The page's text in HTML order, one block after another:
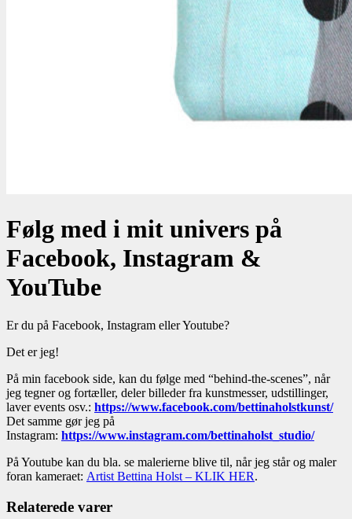
Følg med i mit univers på
Facebook, Instagram &
YouTube
Er du på Facebook, Instagram eller Youtube?
Det er jeg!
På min facebook side, kan du følge med “behind-the-scenes”, når
jeg tegner og fortæller, deler billeder fra kunstmesser, udstillinger,
laver events osv.: https://www.facebook.com/bettinaholstkunst/
Det samme gør jeg på
Instagram: https://www.instagram.com/bettinaholst_studio/
På Youtube kan du bla. se malerierne blive til, når jeg står og maler
foran kameraet: Artist Bettina Holst – KLIK HER.
Relaterede varer